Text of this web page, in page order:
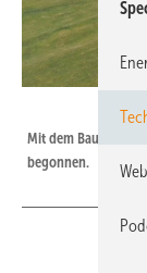
Mit dem Bau der
begonnen.